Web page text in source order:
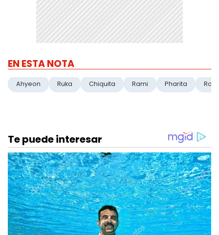
EN ESTA NOTA
Ahyeon Ruka Chiquita Rami Pharita Rora